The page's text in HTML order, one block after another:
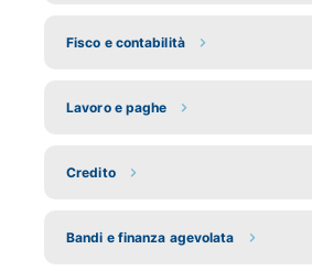
Fisco e contabilità
Lavoro e paghe
Credito
Bandi e finanza agevolata